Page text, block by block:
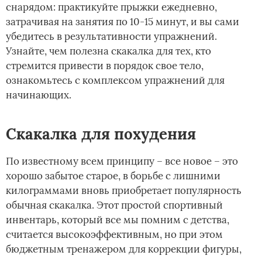
снарядом: практикуйте прыжки ежедневно,
затрачивая на занятия по 10-15 минут, и вы сами
убедитесь в результативности упражнений.
Узнайте, чем полезна скакалка для тех, кто
стремится привести в порядок свое тело,
ознакомьтесь с комплексом упражнений для
начинающих.
Скакалка для похудения
По известному всем принципу – все новое – это
хорошо забытое старое, в борьбе с лишними
килограммами вновь приобретает популярность
обычная скакалка. Этот простой спортивный
инвентарь, который все мы помним с детства,
считается высокоэффективным, но при этом
бюджетным тренажером для коррекции фигуры,